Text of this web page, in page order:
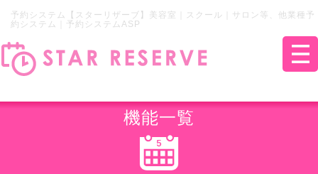
予約システム【スターリザーブ】美容室｜スクール｜サロン等、他業種予
約システム｜予約システムASP
機能一覧